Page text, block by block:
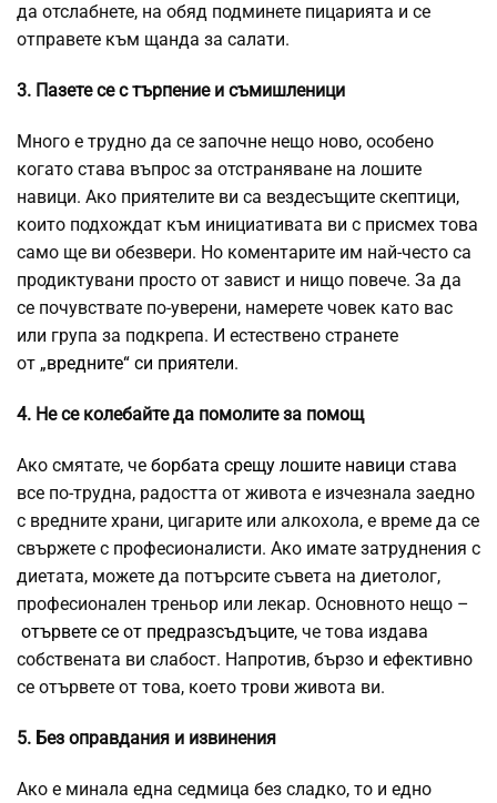
да отслабнете, на обяд подминете пицарията и се
отправете към щанда за салати.
3. Пазете се с търпение и съмишленици
Много е трудно да се започне нещо ново, особено
когато става въпрос за отстраняване на лошите
навици. Ако приятелите ви са вездесъщите скептици,
които подхождат към инициативата ви с присмех това
само ще ви обезвери. Но коментарите им най-често са
продиктувани просто от завист и нищо повече. За да
се почувствате по-уверени, намерете човек като вас
или група за подкрепа. И естествено странете
от „вредните“ си приятели.
4. Не се колебайте да помолите за помощ
Ако смятате, че борбата срещу лошите навици става
все по-трудна, радостта от живота е изчезнала заедно
с вредните храни, цигарите или алкохола, е време да се
свържете с професионалисти. Ако имате затруднения с
диетата, можете да потърсите съвета на диетолог,
професионален треньор или лекар. Основното нещо –
отървете се от предразсъдъците, че това издава
собствената ви слабост. Напротив, бързо и ефективно
се отървете от това, което трови живота ви.
5. Без оправдания и извинения
Ако е минала една седмица без сладко, то и едно